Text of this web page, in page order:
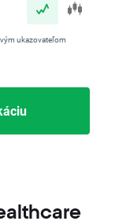
ukazovateľom